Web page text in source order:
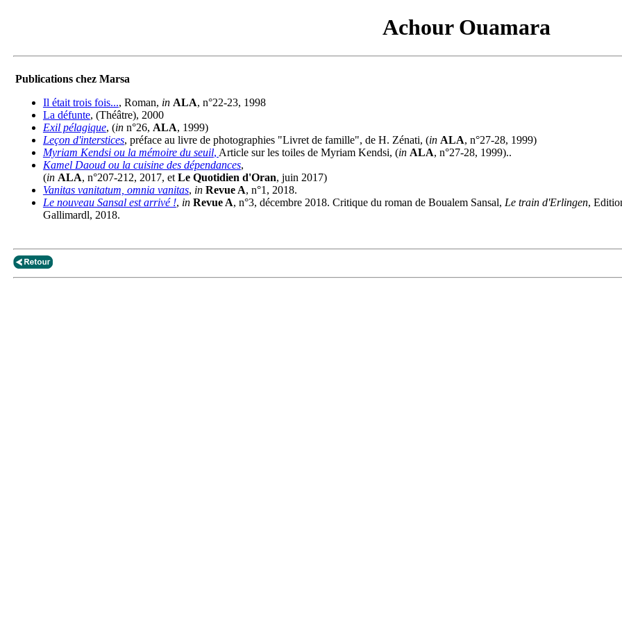
Achour Ouamara
Publications chez Marsa
Il était trois fois..., Roman, in ALA, n°22-23, 1998
La défunte, (Théâtre), 2000
Exil pélagique, (in n°26, ALA, 1999)
Leçon d'interstices, préface au livre de photographies "Livret de famille", de H. Zénati, (in ALA, n°27-28, 1999)
Myriam Kendsi ou la mémoire du seuil, Article sur les toiles de Myriam Kendsi, (in ALA, n°27-28, 1999)..
Kamel Daoud ou la cuisine des dépendances,
(in ALA, n°207-212, 2017, et Le Quotidien d'Oran, juin 2017)
Vanitas vanitatum, omnia vanitas, in Revue A, n°1, 2018.
Le nouveau Sansal est arrivé !, in Revue A, n°3, décembre 2018. Critique du roman de Boualem Sansal, Le train d'Erlingen,
Gallimardl, 2018.